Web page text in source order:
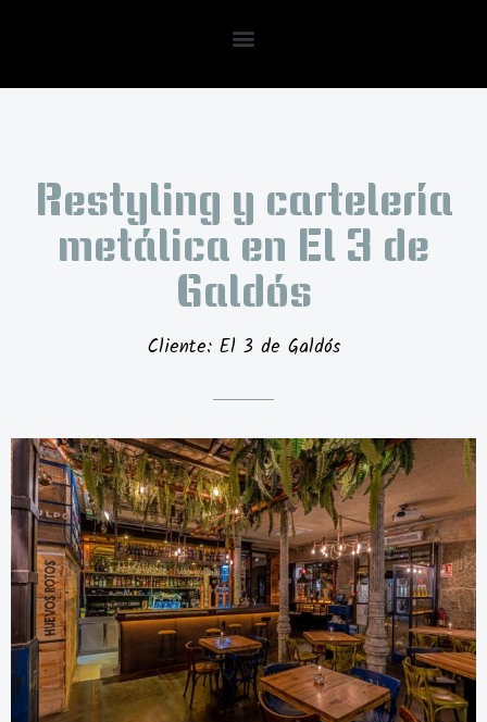
Restyling y cartelería
metálica en El 3 de
Galdós
Cliente: El 3 de Galdós